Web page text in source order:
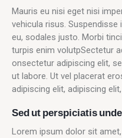
Mauris eu nisi eget nisi
vehicula risus.
eu, sodales justo. Morbi
turpis enim volutpSectetur
onsectetur adipiscing elit,
ut labore. Ut vel placerat
adipiscing elit, adipiscing
Sed ut perspiciatis
Lorem ipsum dolor sit